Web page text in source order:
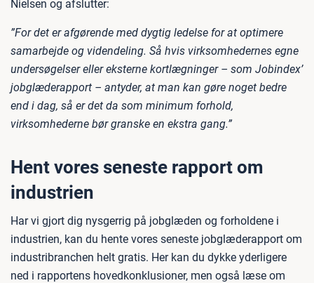
Nielsen og afslutter:
”For det er afgørende med dygtig ledelse for at optimere
samarbejde og videndeling. Så hvis virksomhedernes egne
undersøgelser eller eksterne kortlægninger – som Jobindex’
jobglæderapport – antyder, at man kan gøre noget bedre
end i dag, så er det da som minimum forhold,
virksomhederne bør granske en ekstra gang.”
Hent vores seneste rapport om
industrien
Har vi gjort dig nysgerrig på jobglæden og forholdene i
industrien, kan du hente vores seneste jobglæderapport om
industribranchen helt gratis. Her kan du dykke yderligere
ned i rapportens hovedkonklusioner, men også læse om